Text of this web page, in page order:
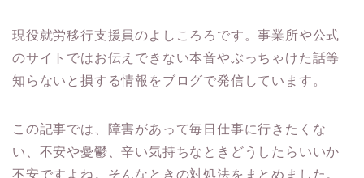
現役就労移行支援員のよしころろです。事業所や公式
のサイトではお伝えできない本音やぶっちゃけた話等
知らないと損する情報をブログで発信しています。
この記事では、障害があって毎日仕事に行きたくな
い、不安や憂鬱、辛い気持ちなときどうしたらいいか
不安ですよね。そんなときの対処法をまとめました。